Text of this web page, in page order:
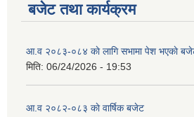
बजेट तथा कार्यक्रम
आ.व २०८३-०८४ काे लागि सभामा पेश भएकाे
मिति: 06/24/2026 - 19:53
आ.व २०८२-०८३ काे वार्षिक बजेट